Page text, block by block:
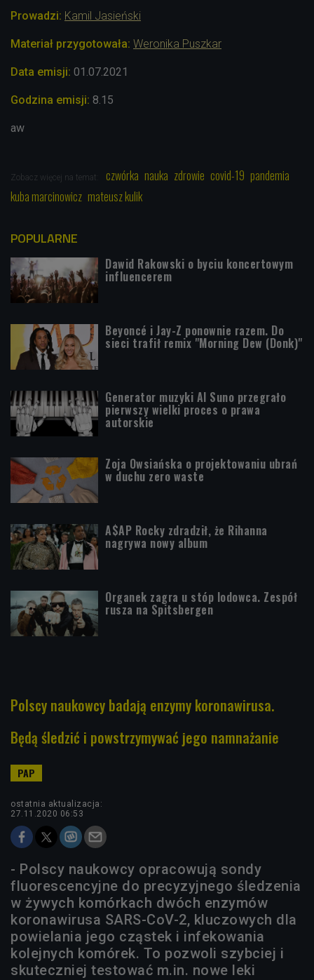
Prowadzi: Kamil Jasieński
Materiał przygotowała: Weronika Puszkar
Data emisji: 01.07.2021
Godzina emisji: 8.15
aw
Zobacz więcej na temat: czwórka nauka zdrowie covid-19 pandemia
kuba marcinowicz mateusz kulik
POPULARNE
Dawid Rakowski o byciu koncertowym
influencerem
Beyoncé i Jay-Z ponownie razem. Do
sieci trafił remix "Morning Dew (Donk)"
Generator muzyki AI Suno przegrało
pierwszy wielki proces o prawa
autorskie
Zoja Owsiańska o projektowaniu ubrań
w duchu zero waste
A$AP Rocky zdradził, że Rihanna
nagrywa nowy album
Organek zagra u stóp lodowca. Zespół
rusza na Spitsbergen
Polscy naukowcy badają enzymy koronawirusa.
Będą śledzić i powstrzymywać jego namnażanie
ostatnia aktualizacja:
27.11.2020 06:53
- Polscy naukowcy opracowują sondy
fluorescencyjne do precyzyjnego śledzenia
w żywych komórkach dwóch enzymów
koronawirusa SARS-CoV-2, kluczowych dla
powielania jego cząstek i infekowania
kolejnych komórek. To pozwoli szybciej i
skuteczniej testować m.in. nowe leki